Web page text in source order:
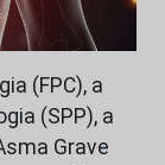
(FPC), a
(SPP), a
Grave